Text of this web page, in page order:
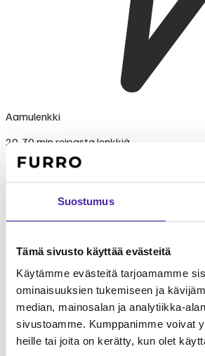
Suostumus
Tämä sivusto käyttää evästeitä
Käytämme evästeitä tarjoamamme
ominaisuuksien tukemiseen ja
median, mainosalan ja analytiikka-
sivustoamme. Kumppanimme voivat
heille tai joita on kerätty, kun olet
Aamulenkki
20-30 min reipasta lenkkiä.